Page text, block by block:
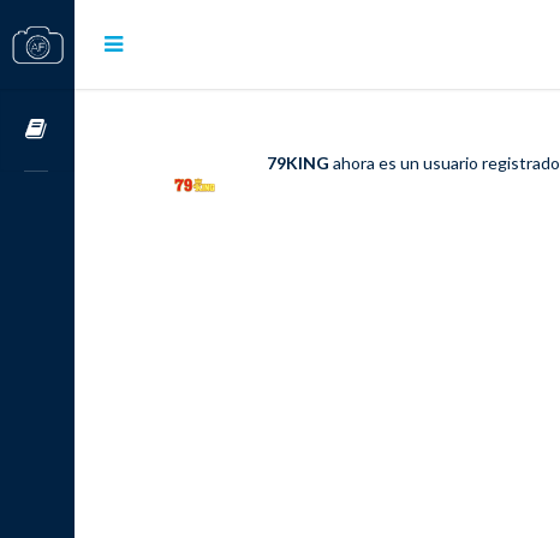
79KING ahora es un usuario registrado